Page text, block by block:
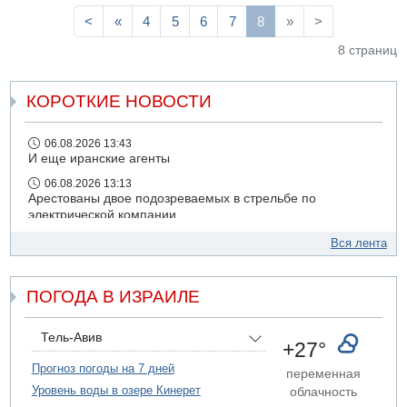
< « 4 5 6 7 8 » >
8 страниц
КОРОТКИЕ НОВОСТИ
06.08.2026 13:43
И еще иранские агенты
06.08.2026 13:13
Арестованы двое подозреваемых в стрельбе по
электрической компании
Возле Кирьят-Арбы пожар на местности
06.08.2026 12:06
США не будут давить на Израиль в вопросе Ливана
06.08.2026 11:41
Трое подростков ограбили сексшоп в Холоне
Взрыв в Северном Тель-Авиве
06.08.2026 08:11
Вся лента
ПОГОДА В ИЗРАИЛЕ
Тель-Авив
Прогноз погоды на 7 дней
Уровень воды в озере Кинерет
+27°
переменная
облачность